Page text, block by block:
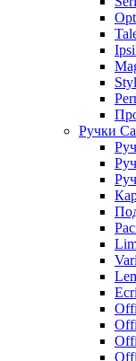
Ручки